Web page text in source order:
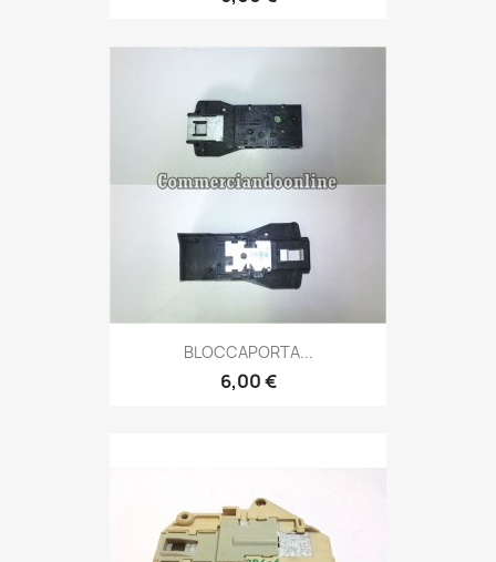
BLOCCAPORTA...
6,00 €